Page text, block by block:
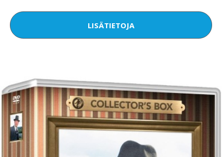
LISÄTIETOJA